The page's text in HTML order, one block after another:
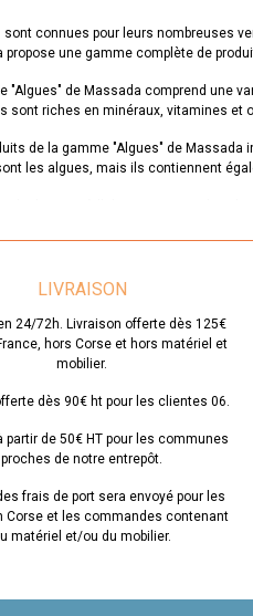
sont connues pour leurs nombreuses
propose une gamme complète de
"Algues" de Massada comprend une
sont riches en minéraux, vitamines et
de la gamme "Algues" de
les algues, mais ils contiennent
hydratante à l'algue est un produit
et les salons de beauté
Ces soins sont une excellente
les produits de la gamme "Algues" de
gamme
LIVRAISON
24/72h. Livraison offerte dès 125€
hors Corse et hors matériel et
mobilier.
dès 90€ ht pour les clientes 06.
partir de 50€ HT pour les communes
proches de notre entrepôt.
frais de port sera envoyé pour les
Corse et les commandes contenant
matériel et/ou du mobilier.